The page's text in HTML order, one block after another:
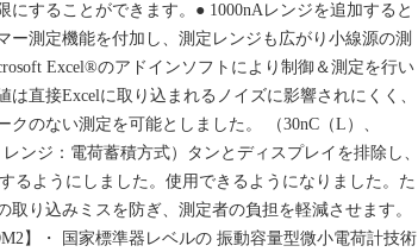
にすることができます。● 1000nAレンジを追加すると
ー測定機能を付加し、測定レンジも広がり小線源の測
Excel®のアドインソフトにより制御＆測定を行い
は直接Excelに取り込まれるノイズに影響されにくく、
クのない測定を可能としました。 （30nC（L）、
レンジ：電荷蓄積方式）タンとディスプレイを排除し、
るようにしました。使用できるようになりました。た
取り込みミスを防ぎ、測定者の負担を軽減させます。
】・ 国家標準器レベルの 振動容量型微小電荷計技術